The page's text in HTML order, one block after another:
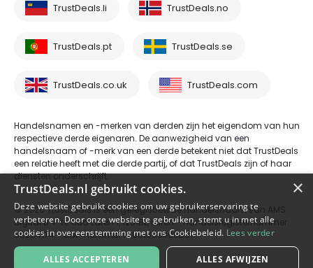
TrustDeals.li TrustDeals.no
TrustDeals.pt TrustDeals.se
TrustDeals.co.uk TrustDeals.com
Handelsnamen en -merken van derden zijn het eigendom van hun
respectieve derde eigenaren. De aanwezigheid van een
handelsnaam of -merk van een derde betekent niet dat TrustDeals
een relatie heeft met die derde partij, of dat TrustDeals zijn of haar
diensten onderschrijft.
© 2026 TrustDeals is een geregistreerde handelsnaam van AMS
Digital B.V. te Oud Laren 1, 1251BL, Laren - handelsregisternummer
80264174 - btw-nummer NL861609360B01
×
TrustDeals.nl gebruikt cookies.
Deze website gebruikt cookies om uw gebruikerservaring te
verbeteren. Door onze website te gebruiken, stemt u in met alle
cookies in overeenstemming met ons Cookiebeleid. Lees verder
ALLES ACCEPTEREN ALLES AFWIJZEN